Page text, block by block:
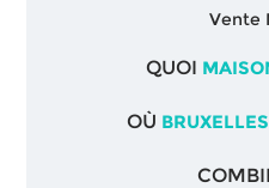
Vente
QUOI
OÙ